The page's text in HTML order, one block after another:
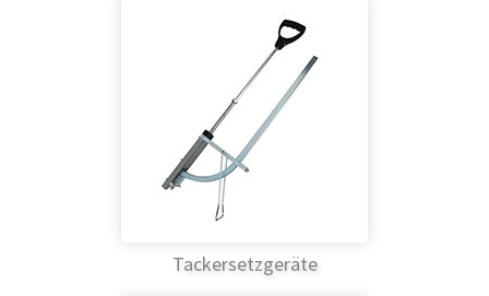
Tackersetzgeräte